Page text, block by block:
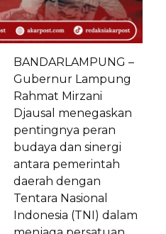
BANDARLAMPUNG –
Gubernur Lampung
Rahmat Mirzani
Djausal menegaskan
pentingnya peran
budaya dan sinergi
antara pemerintah
daerah dengan
Tentara Nasional
Indonesia (TNI) dalam